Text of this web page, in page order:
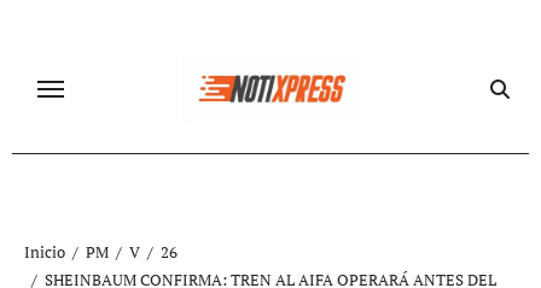
contenido
Inicio PM V
26
SHEINBAUM CONFIRMA: TREN AL AIFA OPERARÁ ANTES DEL